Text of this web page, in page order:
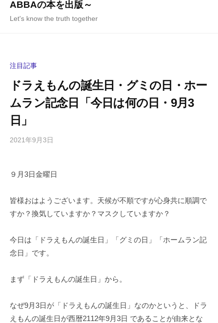
ABBAの本を出版～
Let's know the truth together
注目記事
ドラえもんの誕生日・グミの日・ホー
ムラン記念日「今日は何の日・9月3
日」
2021年9月3日
i
a
s
y
a
の
メ
ン
９月3日金曜日
皆様おはようございます。天候が不順ですが心身共に順調で
すか？換気していますか？マスクしていますか？
今日は「ドラえもんの誕生日」「グミの日」「ホームラン記
念日」です。
まず「ドラえもんの誕生日」から。
なぜ9月3日が「ドラえもんの誕生日」なのかというと、ドラ
えもんの誕生日が西暦2112年9月3日 であることが由来とな